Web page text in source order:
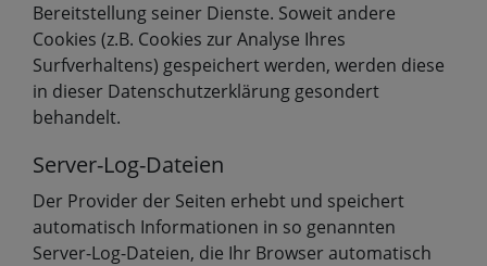
Bereitstellung seiner Dienste. Soweit andere
Cookies (z.B. Cookies zur Analyse Ihres
Surfverhaltens) gespeichert werden, werden diese
in dieser Datenschutzerklärung gesondert
behandelt.
Server-Log-Dateien
Der Provider der Seiten erhebt und speichert
automatisch Informationen in so genannten
Server-Log-Dateien, die Ihr Browser automatisch